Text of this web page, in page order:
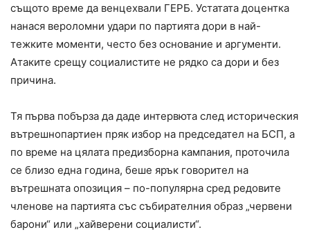
същото време да венцехвали ГЕРБ. Устатата доцентка
нанася вероломни удари по партията дори в най-
тежките моменти, често без основание и аргументи.
Атаките срещу социалистите не рядко са дори и без
причина.
Тя първа побърза да даде интервюта след историческия
вътрешнопартиен пряк избор на председател на БСП, а
по време на цялата предизборна кампания, проточила
се близо една година, беше ярък говорител на
вътрешната опозиция – по-популярна сред редовите
членове на партията със събирателния образ „червени
барони“ или „хайверени социалисти“.